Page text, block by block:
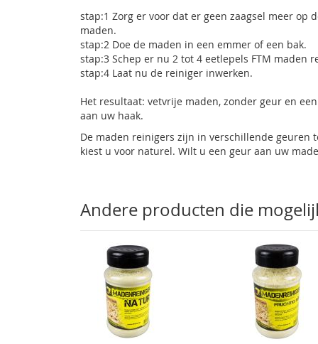
stap:1 Zorg er voor dat er geen zaagsel meer
maden.
stap:2 Doe de maden in een emmer of een bak.
stap:3 Schep er nu 2 tot 4 eetlepels FTM maden
stap:4 Laat nu de reiniger inwerken.
Het resultaat: vetvrije maden, zonder geur en
aan uw haak.
De maden reinigers zijn in verschillende geuren
kiest u voor naturel. Wilt u een geur aan uw
Andere producten die